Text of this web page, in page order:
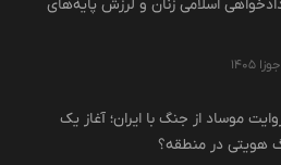
موساد از جنگ با ایران؛ آغاز یک
هویتی در منطقه؟